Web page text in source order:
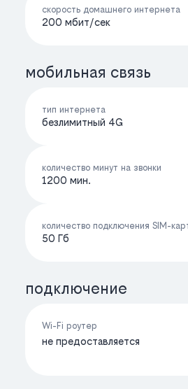
скорость домашнего интернета
200 мбит/cек
мобильная связь
тип интернета
безлимитный 4G
количество минут на звонки
1200 мин.
количество подключения SIM-
50 Гб
подключение
Wi-Fi роутер
не предоставляется